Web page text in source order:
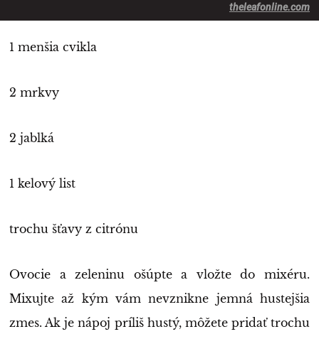
theleafonline.com
1 menšia cvikla
2 mrkvy
2 jablká
1 kelový list
trochu šťavy z citrónu
Ovocie a zeleninu ošúpte a vložte do mixéru.
Mixujte až kým vám nevznikne jemná hustejšia
zmes. Ak je nápoj príliš hustý, môžete pridať trochu